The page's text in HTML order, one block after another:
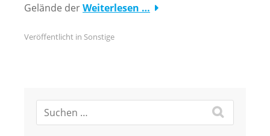
Gelände derWeiterlesen …
Veröffentlicht in Sonstige